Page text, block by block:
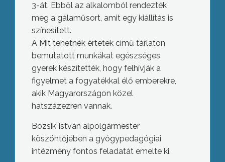
3-át. Ebből az alkalomból rendezték
meg a gálaműsort, amit egy kiállítás is
színesített.
A Mit tehetnék értetek című tárlaton
bemutatott munkákat egészséges
gyerek készítették, hogy felhívják a
figyelmet a fogyatékkal élő emberekre,
akik Magyarországon közel
hatszázezren vannak.
Bozsik István alpolgármester
köszöntőjében a gyógypedagógiai
intézmény fontos feladatát emelte ki.